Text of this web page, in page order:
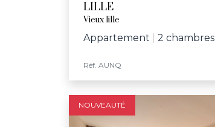
LILLE
Vieux lille
Appartement 2 chambres
Réf. AUNQ
NOUVEAUTÉ